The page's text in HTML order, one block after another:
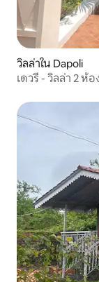
วิลล่าใน Dapoli
เดวรี - วิลล่า 2 ห้